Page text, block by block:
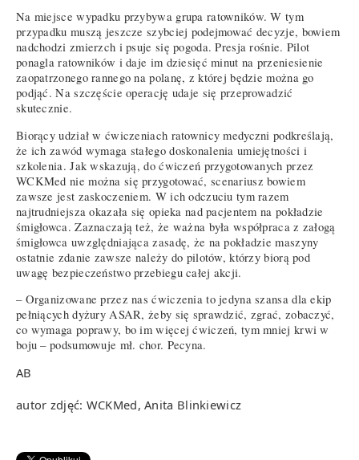
Na miejsce wypadku przybywa grupa ratowników. W tym
przypadku muszą jeszcze szybciej podejmować decyzje, bowiem
nadchodzi zmierzch i psuje się pogoda. Presja rośnie. Pilot
ponagla ratowników i daje im dziesięć minut na przeniesienie
zaopatrzonego rannego na polanę, z której będzie można go
podjąć. Na szczęście operację udaje się przeprowadzić
skutecznie.
Biorący udział w ćwiczeniach ratownicy medyczni podkreślają,
że ich zawód wymaga stałego doskonalenia umiejętności i
szkolenia. Jak wskazują, do ćwiczeń przygotowanych przez
WCKMed nie można się przygotować, scenariusz bowiem
zawsze jest zaskoczeniem. W ich odczuciu tym razem
najtrudniejsza okazała się opieka nad pacjentem na pokładzie
śmigłowca. Zaznaczają też, że ważna była współpraca z załogą
śmigłowca uwzględniająca zasadę, że na pokładzie maszyny
ostatnie zdanie zawsze należy do pilotów, którzy biorą pod
uwagę bezpieczeństwo przebiegu całej akcji.
– Organizowane przez nas ćwiczenia to jedyna szansa dla ekip
pełniących dyżury ASAR, żeby się sprawdzić, zgrać, zobaczyć,
co wymaga poprawy, bo im więcej ćwiczeń, tym mniej krwi w
boju – podsumowuje mł. chor. Pecyna.
AB
autor zdjęć: WCKMed, Anita Blinkiewicz